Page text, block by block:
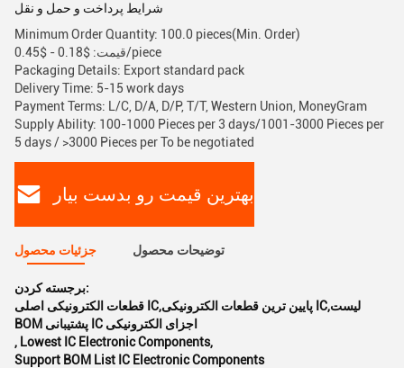
شرایط پرداخت و حمل و نقل
Minimum Order Quantity: 100.0 pieces(Min. Order)
قیمت: $0.18 - $0.45/piece
Packaging Details: Export standard pack
Delivery Time: 5-15 work days
Payment Terms: L/C, D/A, D/P, T/T, Western Union, MoneyGram
Supply Ability: 100-1000 Pieces per 3 days/1001-3000 Pieces per
5 days / >3000 Pieces per To be negotiated
بهترین قیمت رو بدست بیار
جزئیات محصول توضیحات محصول
برجسته کردن:
قطعات الکترونیکی اصلی IC,پایین ترین قطعات الکترونیکی IC,لیست
BOM پشتیبانی IC اجزای الکترونیکی
, Lowest IC Electronic Components,
Support BOM List IC Electronic Components